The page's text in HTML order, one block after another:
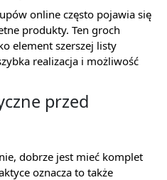
online często pojawia się
produkty. Ten groch
element szerszej listy
realizacja i możliwość
przed
dobrze jest mieć komplet
oznacza to także